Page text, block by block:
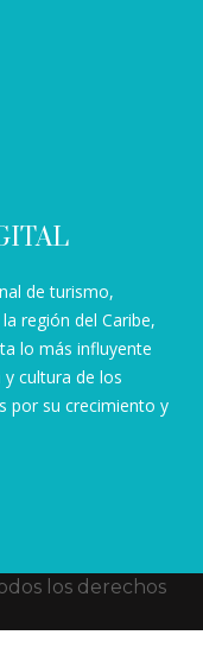
de turismo,
región del Caribe,
lo más influyente
cultura de los
por su crecimiento y
los derechos